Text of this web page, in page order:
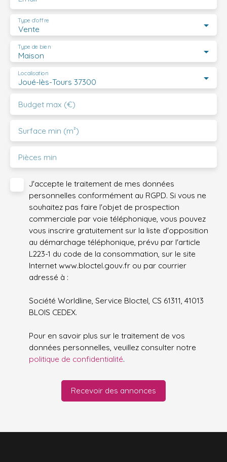
Vente
Type d'offre
Maison
Type de bien
Joué-lès-Tours 37300
Localisation
Budget max (€)
Surface min (m²)
Pièces min
J'accepte le traitement de mes données
personnelles conformément au RGPD. Si vous ne
souhaitez pas faire l'objet de prospection
commerciale par voie téléphonique, vous pouvez
vous inscrire gratuitement sur la liste d'opposition
au démarchage téléphonique, prévu par l'article
L223-1 du code de la consommation, sur le site
Internet www.bloctel.gouv.fr ou par courrier
adressé à :
Société Worldline, Service Bloctel, CS 61311, 41013
BLOIS CEDEX.
Pour en savoir plus sur le traitement de vos
données personnelles, veuillez consulter notre
politique de confidentialité.
Recevoir des annonces